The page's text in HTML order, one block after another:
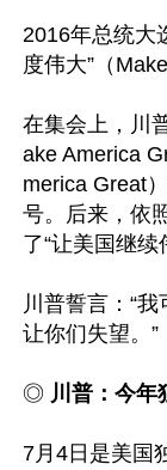
2016年总统大
度伟大”（
在集会上，川
ake America
merica Great
号。后来，依
了“让美国继续
川普誓言：“
让你们失望。”
◎ 川普：今年
7月4日是美国